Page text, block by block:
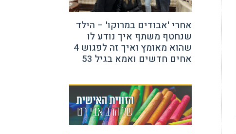
אחרי 'אבודים במרוקו' – הילד
שנחטף משתף איך נודע לו
שהוא מאומץ ואיך זה לפגוש 4
אחים חדשים ואמא בגיל 53